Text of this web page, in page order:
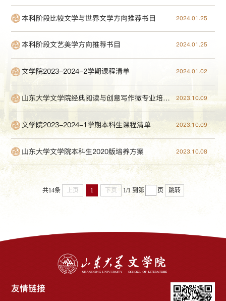
本科阶段比较文学与世界文学方向推荐书目 2024.01.25
本科阶段文艺美学方向推荐书目 2024.01.25
文学院2023-2024-2学期课程清单 2024.01.02
山东大学文学院经典阅读与创意写作微专业培养方案（2020） 2023.10.09
文学院2023-2024-1学期本科生课程清单 2023.10.09
山东大学文学院本科生2020版培养方案 2023.10.08
共14条 上页 1 下页 1/1 到第 页 跳转
友情链接